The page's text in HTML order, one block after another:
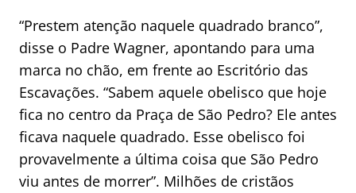
“Prestem atenção naquele quadrado branco”,
disse o Padre Wagner, apontando para uma
marca no chão, em frente ao Escritório das
Escavações. “Sabem aquele obelisco que hoje
fica no centro da Praça de São Pedro? Ele antes
ficava naquele quadrado. Esse obelisco foi
provavelmente a última coisa que São Pedro
viu antes de morrer”. Milhões de cristãos